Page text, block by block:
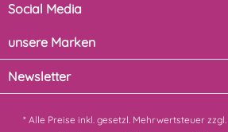
Social Media
unsere Marken
Newsletter
* Alle Preise inkl. gesetzl. Mehrwertsteuer zzgl.